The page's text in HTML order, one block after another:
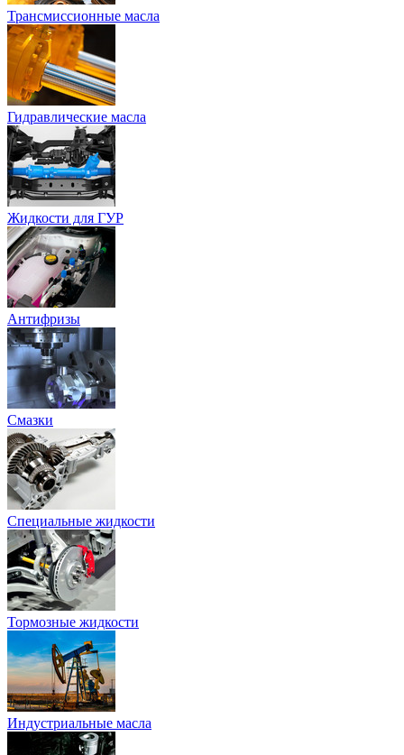
Трансмиссионные масла
Гидравлические масла
Жидкости для ГУР
Антифризы
Смазки
Специальные жидкости
Тормозные жидкости
Индустриальные масла